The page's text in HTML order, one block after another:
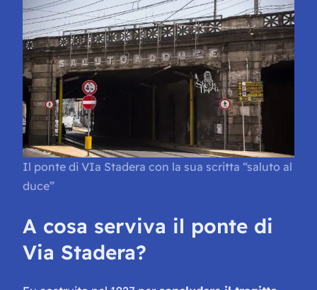
Il ponte di VIa Stadera con la sua scritta “saluto al
duce”
A cosa serviva il ponte di
Via Stadera?